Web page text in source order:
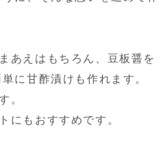
あえはもちろん、豆板醤を
に甘酢漬けも作れます。
。
にもおすすめです。